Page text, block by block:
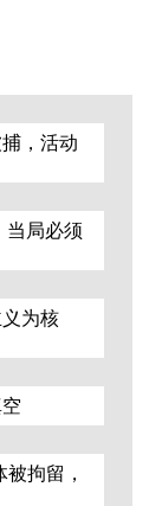
，活动
当局必须
为核
拘留，